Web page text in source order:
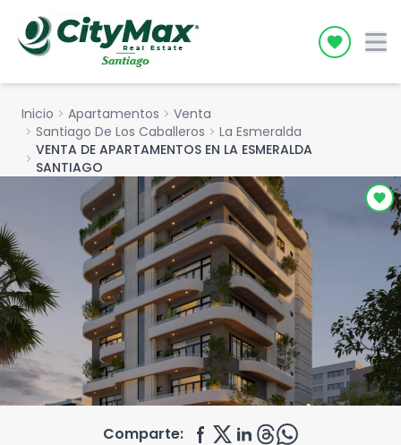
Icon
Inicio chevron_right Apartamentos chevron_right Venta
chevron_right Santiago De Los Caballeros chevron_right La Esmeralda
chevron_right VENTA DE APARTAMENTOS EN LA ESMERALDA
SANTIAGO
Comparte: